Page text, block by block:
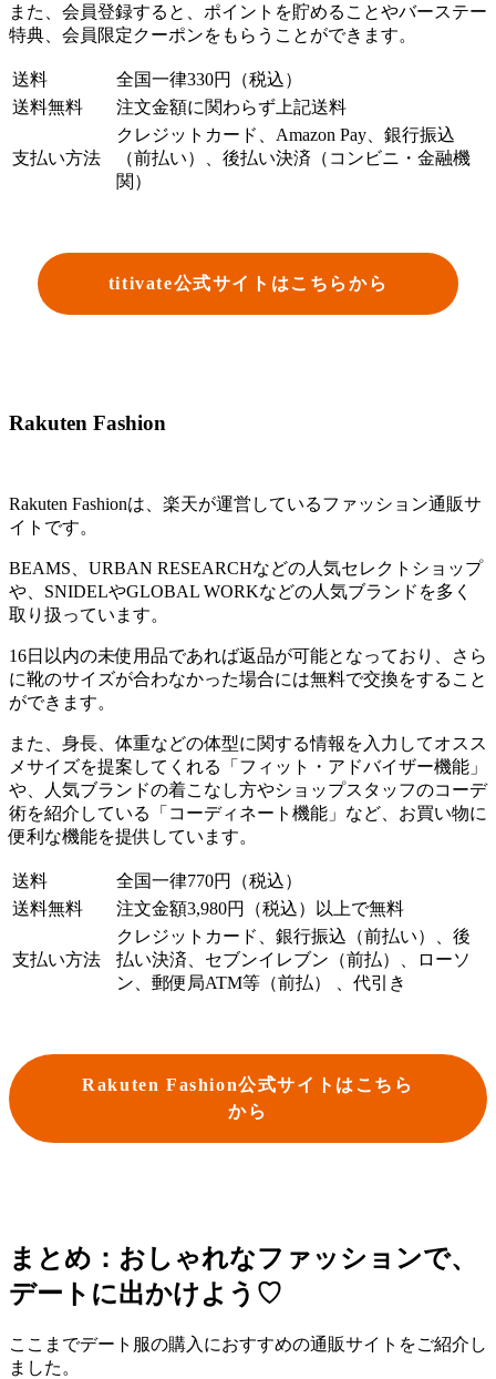
また、会員登録すると、ポイントを貯めることやバーステー
特典、会員限定クーポンをもらうことができます。
送料
全国一律330円（税込）
送料無料
注文金額に関わらず上記送料
支払い方法
クレジットカード、Amazon Pay、銀行振込
（前払い）、後払い決済（コンビニ・金融機
関）
titivate公式サイトはこちらから
Rakuten Fashion
Rakuten Fashionは、楽天が運営しているファッション通販サ
イトです。
BEAMS、URBAN RESEARCHなどの人気セレクトショップ
や、SNIDELやGLOBAL WORKなどの人気ブランドを多く
取り扱っています。
16日以内の未使用品であれば返品が可能となっており、さら
に靴のサイズが合わなかった場合には無料で交換をすること
ができます。
また、身長、体重などの体型に関する情報を入力してオスス
メサイズを提案してくれる「フィット・アドバイザー機能」
や、人気ブランドの着こなし方やショップスタッフのコーデ
術を紹介している「コーディネート機能」など、お買い物に
便利な機能を提供しています。
送料
全国一律770円（税込）
送料無料
注文金額3,980円（税込）以上で無料
支払い方法
クレジットカード、銀行振込（前払い）、後
払い決済、セブンイレブン（前払）、ローソ
ン、郵便局ATM等（前払） 、代引き
Rakuten Fashion公式サイトはこちら
から
まとめ：おしゃれなファッションで、
デートに出かけよう♡
ここまでデート服の購入におすすめの通販サイトをご紹介し
ました。